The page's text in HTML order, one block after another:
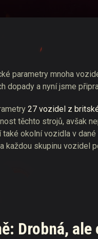
parametry mnoha
dopady a nyní jsme
27 vozidel z
těchto strojů, avšak
okolní vozidla v
každou skupinu vozidel
Drobná,